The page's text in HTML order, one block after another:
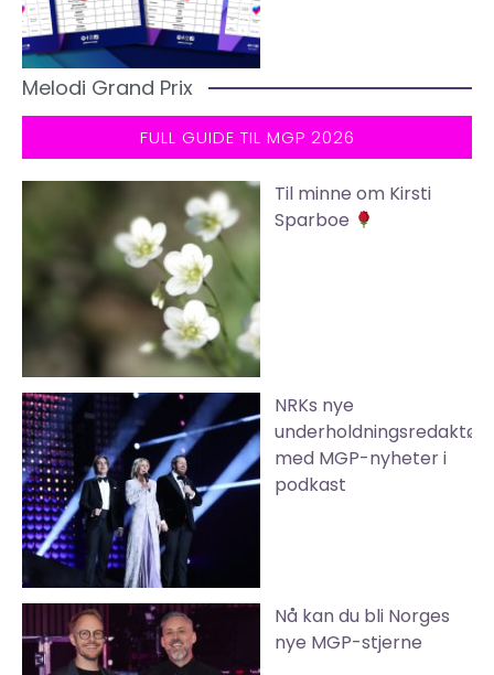
Melodi Grand Prix
FULL GUIDE TIL MGP 2026
Til minne om Kirsti
Sparboe
NRKs nye
underholdningsredaktør
med MGP-nyheter i
podkast
Nå kan du bli Norges
nye MGP-stjerne